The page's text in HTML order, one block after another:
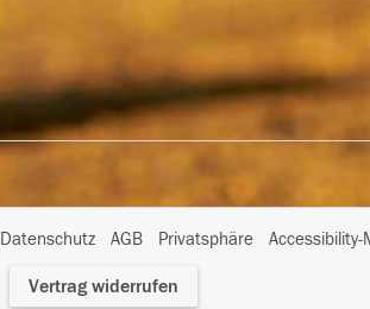
Datenschutz AGB Privatsphäre
I
Vertrag widerrufen